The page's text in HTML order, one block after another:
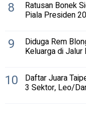
8 Ratusan Bonek
Piala Presiden
9 Diduga Rem
Keluarga di
10 Daftar Juara
3 Sektor, Leo/